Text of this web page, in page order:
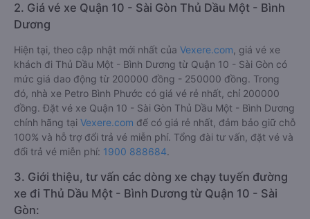
2. Giá vé xe Quận 10 - Sài Gòn Thủ Dầu Một - Bình
Dương
Hiện tại, theo cập nhật mới nhất của Vexere.com , giá vé xe
khách đi Thủ Dầu Một - Bình Dương từ Quận 10 - Sài Gòn có
mức giá dao động từ 200000 đồng - 250000 đồng. Trong
đó, nhà xe Petro Bình Phước có giá vé rẻ nhất, chỉ 200000
đồng. Đặt vé xe Quận 10 - Sài Gòn Thủ Dầu Một - Bình Dương
chính hãng tại Vexere.com để có giá rẻ nhất, đảm bảo giữ chỗ
100% và hỗ trợ đổi trả vé miễn phí. Tổng đài tư vấn, đặt vé và
đổi trả vé miễn phí: 1900 888684.
3. Giới thiệu, tư vấn các dòng xe chạy tuyến đường
xe đi Thủ Dầu Một - Bình Dương từ Quận 10 - Sài
Gòn: